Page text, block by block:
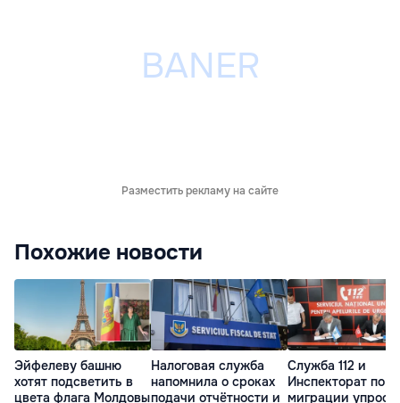
Разместить рекламу на сайте
Похожие новости
Эйфелеву башню
хотят подсветить в
цвета флага Молдовы
Налоговая служба
напомнила о сроках
подачи отчётности и
Служба 112 и
Инспекторат по
миграции